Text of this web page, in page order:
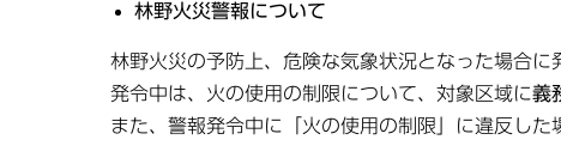
林野火災警報について
林野火災の予防上、危険な気象状況となった場合に
発令中は、火の使用の制限について、対象区域に義
また、警報発令中に「火の使用の制限」に違反し